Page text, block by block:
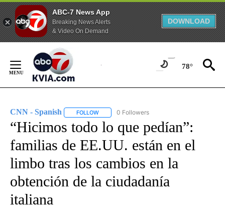
ABC-7 News App
Breaking News Alerts
& Video On Demand
DOWNLOAD
Content
78°
CNN - Spanish FOLLOW FOLLOW "CNN - SPANISH" TO RECEIVE
0 Followers
“Hicimos todo lo que pedían”:
familias de EE.UU. están en el
limbo tras los cambios en la
obtención de la ciudadanía
italiana